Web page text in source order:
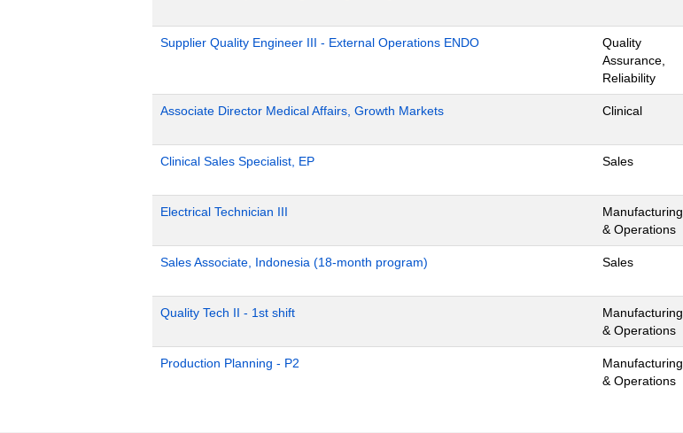
Supplier Quality Engineer III - External Operations ENDO
Quality
Assurance,
Reliability
Associate Director Medical Affairs, Growth Markets Clinical
Clinical Sales Specialist, EP Sales
Electrical Technician III
Manufacturing
& Operations
Sales Associate, Indonesia (18-month program) Sales
Quality Tech II - 1st shift
Manufacturing
& Operations
Production Planning - P2
Manufacturing
& Operations